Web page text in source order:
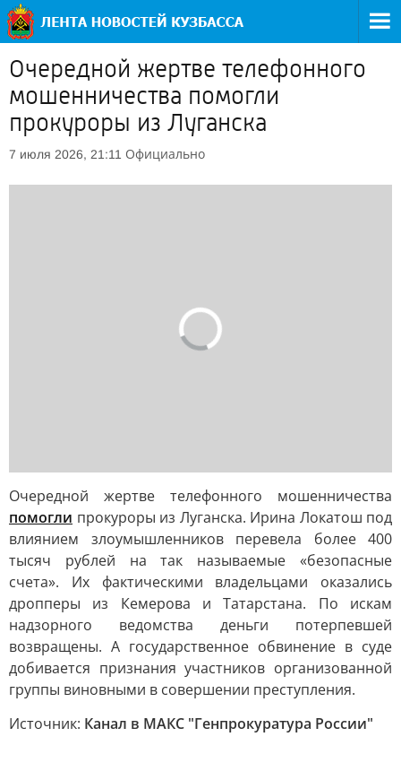
Очередной жертве телефонного
мошенничества помогли
прокуроры из Луганска
7 июля 2026, 21:11 Официально
Очередной жертве телефонного мошенничества
помогли прокуроры из Луганска. Ирина Локатош под
влиянием злоумышленников перевела более 400
тысяч рублей на так называемые «безопасные
счета». Их фактическими владельцами оказались
дропперы из Кемерова и Татарстана. По искам
надзорного ведомства деньги потерпевшей
возвращены. А государственное обвинение в суде
добивается признания участников организованной
группы виновными в совершении преступления.
Источник: Канал в МАКС "Генпрокуратура России"